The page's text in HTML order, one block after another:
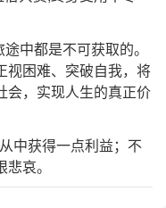
中都是不可获取的。
视困难、突破自我，将
会，实现人生的真正价
中获得一点利益；不
哀。